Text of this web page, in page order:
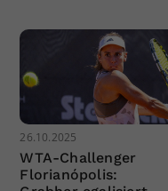
26.10.2025
WTA-Challenger
Florianópolis: